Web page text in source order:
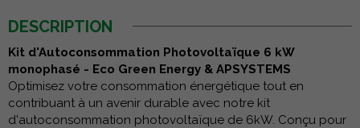
DESCRIPTION
Kit d'Autoconsommation Photovoltaïque 6 kW
monophasé - Eco Green Energy & APSYSTEMS
Optimisez votre consommation énergétique tout en
contribuant à un avenir durable avec notre kit
d'autoconsommation photovoltaïque de 6kW. Conçu pour